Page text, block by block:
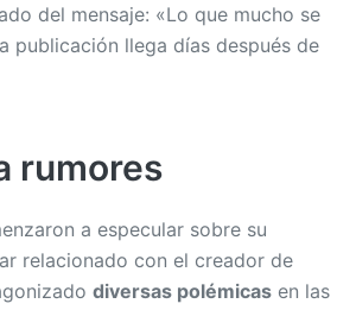
del mensaje: «Lo que mucho se
publicación llega días después de
rumores
a especular sobre su
relacionado con el creador de
diversas polémicas en las